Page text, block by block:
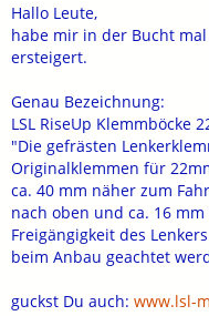
Hallo Leute,
habe mir in der Bucht
ersteigert.
Genau Bezeichnung:
LSL RiseUp Klemmböcke
"Die gefrästen
Originalklemmen für
ca. 40 mm näher zum
nach oben und ca. 16
Freigängigkeit des
beim Anbau geachtet
guckst Du auch: www.lsl-